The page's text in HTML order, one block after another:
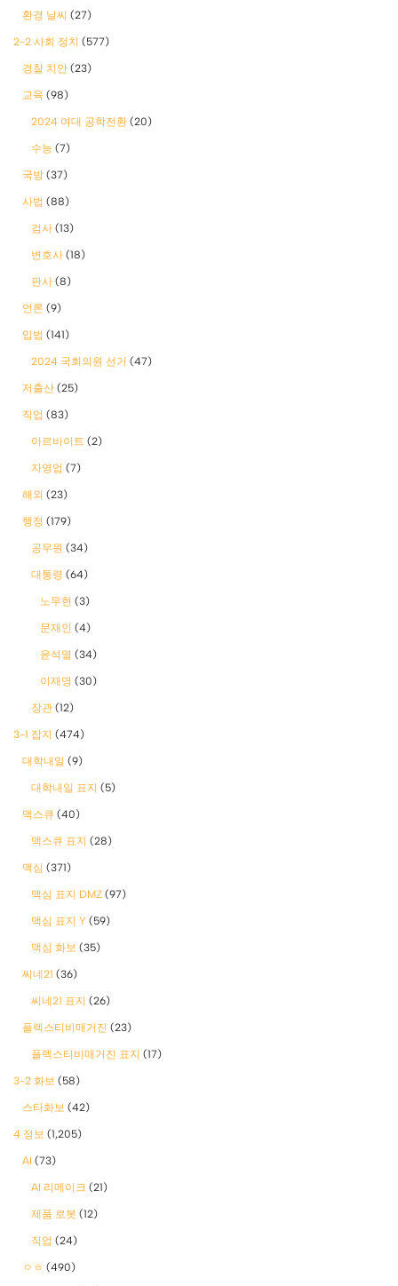
환경 날씨 (27)
2-2 사회 정치 (577)
경찰 치안 (23)
교육 (98)
2024 여대 공학전환 (20)
수능 (7)
국방 (37)
사법 (88)
검사 (13)
변호사 (18)
판사 (8)
언론 (9)
입법 (141)
2024 국회의원 선거 (47)
저출산 (25)
직업 (83)
아르바이트 (2)
자영업 (7)
해외 (23)
행정 (179)
공무원 (34)
대통령 (64)
노무현 (3)
문재인 (4)
윤석열 (34)
이재명 (30)
장관 (12)
3-1 잡지 (474)
대학내일 (9)
대학내일 표지 (5)
맥스큐 (40)
맥스큐 표지 (28)
맥심 (371)
맥심 표지 DMZ (97)
맥심 표지 Y (59)
맥심 화보 (35)
씨네21 (36)
씨네21 표지 (26)
플렉스티비매거진 (23)
플렉스티비매거진 표지 (17)
3-2 화보 (58)
스타화보 (42)
4 정보 (1,205)
AI (73)
AI 리메이크 (21)
제품 로봇 (12)
직업 (24)
ㅇㅎ (490)